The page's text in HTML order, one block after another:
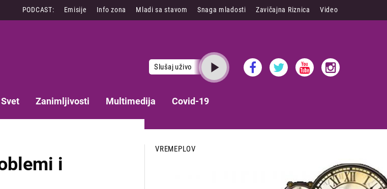
PODCAST: Emisije Info zona Mladi sa stavom Snaga mladosti Zavičajna Riznica Video
Slušaj uživo
Svet Zanimljivosti Multimedija Covid-19
i
VREMEPLOV